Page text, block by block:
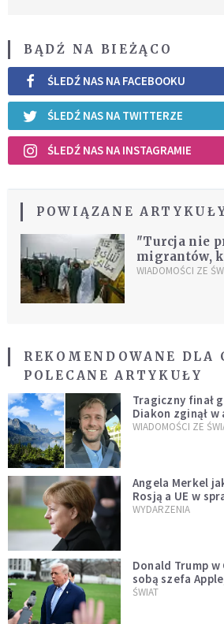
BĄDŹ NA BIEŻĄCO
ŚLEDŹ NAS NA FACEBOOKU
ŚLEDŹ NAS NA TWITTERZE
ŚLEDŹ NAS NA INSTAGRAMIE
POWIĄZANE
"Turcja nie
migrantów,
Grecji"
WIADOMOŚCI ZE
REKOMENDOWANE DLA
POLECANE ARTYKUŁY
Tragiczny finał
Diakon zginął
WIADOMOŚCI ZE
Angela Merkel
Rosją a UE w
WYDARZENIA
Donald Trump w
sobą szefa
Muska
ŚWIAT